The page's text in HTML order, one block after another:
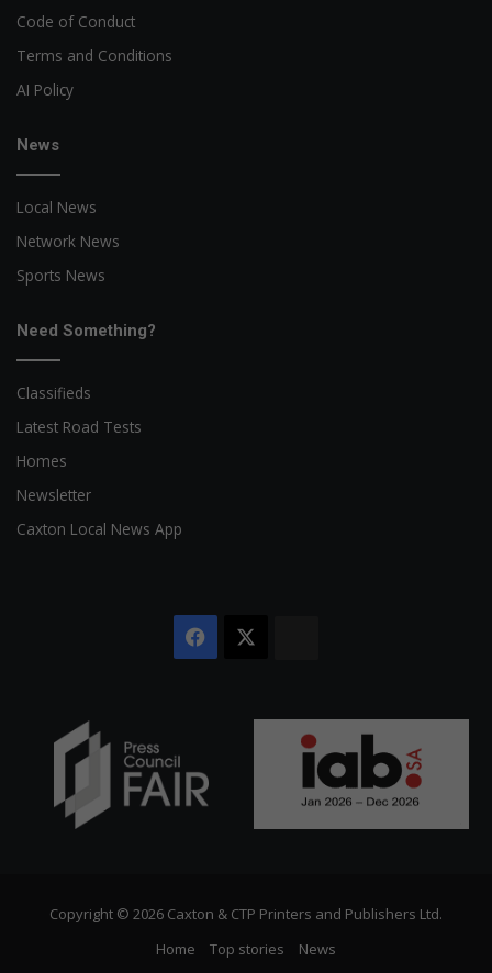
Code of Conduct
Terms and Conditions
AI Policy
News
Local News
Network News
Sports News
Need Something?
Classifieds
Latest Road Tests
Homes
Newsletter
Caxton Local News App
Facebook
Copyright © 2026 Caxton & CTP Printers and Publishers Ltd.
Home
Top stories News